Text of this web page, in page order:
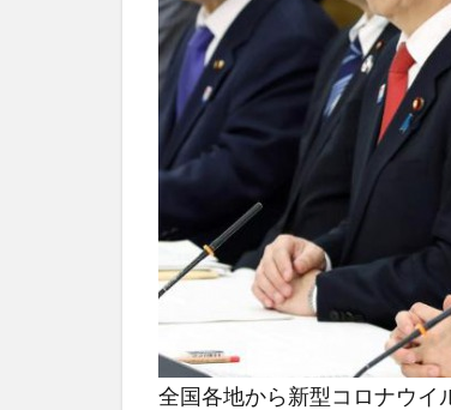
全国各地から新型コロナウイ